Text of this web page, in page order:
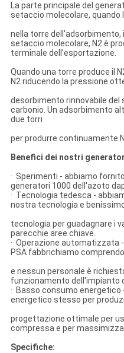
La parte principale del
setaccio molecolare,
nella torre dell'adsorbimento,
setaccio molecolare, N2 è
terminale dell'esportazione.
Quando una torre produce il
N2 riducendo la pressione
desorbimento rinnovabile del
carbonio. Un adsorbimento
due torri
per produrre continuamente
Benefici dei nostri
· Sperimenti - abbiamo
generatori 1000 dell'azoto
· Tecnologia tedesca -
nostra tecnologia e
tecnologia per guadagnare i
parecchie aree chiave.
· Operazione automatizzata
PSA fabbrichiamo
e nessun personale è
funzionamento dell'impianto
· Basso consumo
energetico stesso per
progettazione ottimale per
compressa e per
Specifiche: